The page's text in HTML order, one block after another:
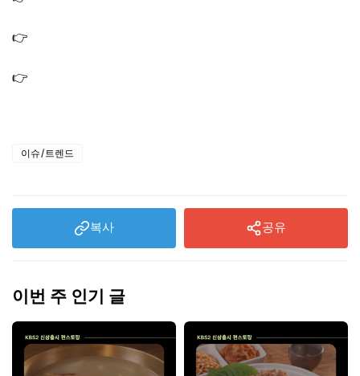
👉
👉
이슈/트렌드
복사 공유
이번 주 인기 글